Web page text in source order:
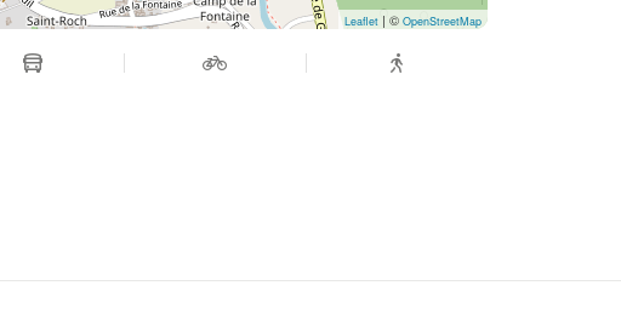
Leaflet | © OpenStreetMap